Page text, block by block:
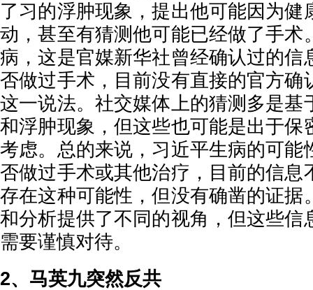
了习的浮肿现象，提出他可能因为健
动，甚至有猜测他可能已经做了手术
病，这是官媒新华社曾经确认过的信
否做过手术，目前没有直接的官方确
这一说法。社交媒体上的猜测多是基
和浮肿现象，但这些也可能是出于保
考虑。总的来说，习近平生病的可能
否做过手术或其他治疗，目前的信息
存在这种可能性，但没有确凿的证据
和分析提供了不同的视角，但这些信
需要谨慎对待。
2、马英九突然反共